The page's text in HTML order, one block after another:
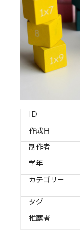
ID
作成日
制作者
学年
カテゴリー
タグ
推薦者